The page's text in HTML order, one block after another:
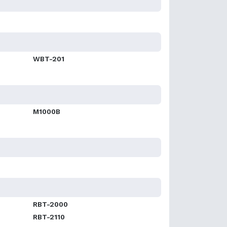
WBT-201
M1000B
RBT-2000
RBT-2110